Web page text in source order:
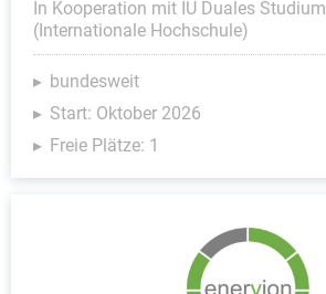
In Kooperation mit IU Duales Studium
(Internationale Hochschule)
bundesweit
Start: Oktober 2026
Freie Plätze: 1